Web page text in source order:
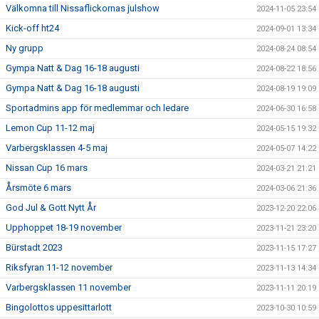
Välkomna till Nissaflickornas julshow 2024-11-05 23:54
Kick-off ht24 2024-09-01 13:34
Ny grupp 2024-08-24 08:54
Gympa Natt & Dag 16-18 augusti 2024-08-22 18:56
Gympa Natt & Dag 16-18 augusti 2024-08-19 19:09
Sportadmins app för medlemmar och ledare 2024-06-30 16:58
Lemon Cup 11-12 maj 2024-05-15 19:32
Varbergsklassen 4-5 maj 2024-05-07 14:22
Nissan Cup 16 mars 2024-03-21 21:21
Årsmöte 6 mars 2024-03-06 21:36
God Jul & Gott Nytt År 2023-12-20 22:06
Upphoppet 18-19 november 2023-11-21 23:20
Bürstadt 2023 2023-11-15 17:27
Riksfyran 11-12 november 2023-11-13 14:34
Varbergsklassen 11 november 2023-11-11 20:19
Bingolottos uppesittarlott 2023-10-30 10:59